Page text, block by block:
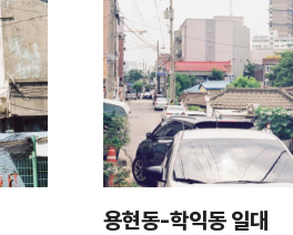
용현동-학익동 일대